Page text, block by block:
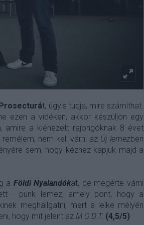
t, úgyis tudja, mire számíthat.
ezen a vidéken, akkor készüljön egy
amire a kiéhezett rajongóknak 8 évet
nem kell várni az Új lemezben
sem, hogy kézhez kapjuk majd a
a Földi Nyalandókat, de megérte várni
- punk lemez, amely pont, hogy a
meghallgatni, mert a lelke mélyén
hogy mit jelent az M.O.D.T. (4,5/5)